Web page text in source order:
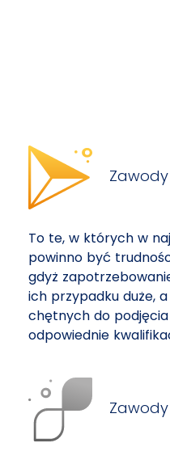
To te, w których w
powinno być
gdyż
ich przypadku duże,
chętnych do
odpowiednie